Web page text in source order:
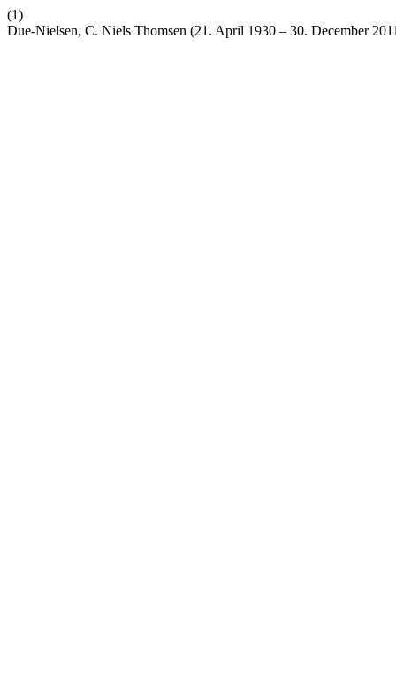
(1)
Due-Nielsen, C. Niels Thomsen (21. April 1930 – 30. December